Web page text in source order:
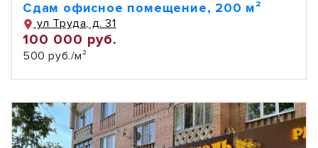
Сдам офисное помещение, 200 м²
ул Труда, д. 31
100 000 руб.
500 руб./м²